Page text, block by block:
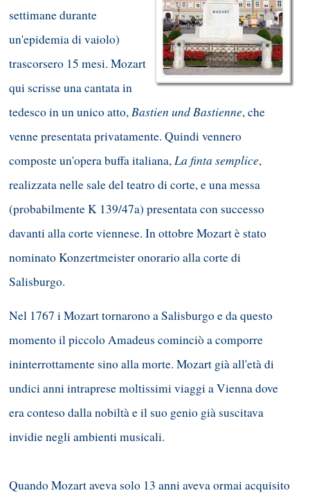
settimane durante
un'epidemia di vaiolo)
trascorsero 15 mesi. Mozart
qui scrisse una cantata in
tedesco in un unico atto,Bastien und Bastienne, che
venne presentata privatamente. Quindi vennero
composte un'opera buffa italiana,La finta semplice,
realizzata nelle sale del teatro di corte, e una messa
(probabilmente K 139/47a) presentata con successo
davanti alla corte viennese. In ottobre Mozart è stato
nominato Konzertmeister onorario alla corte di
Salisburgo.
Nel 1767 i Mozart tornarono a Salisburgo e da questo
momento il piccolo Amadeus cominciò a comporre
ininterrottamente sino alla morte. Mozart già all'età di
undici anni intraprese moltissimi viaggi a Vienna dove
era conteso dalla nobiltà e il suo genio già suscitava
invidie negli ambienti musicali.
Quando Mozart aveva solo 13 anni aveva ormai acquisito